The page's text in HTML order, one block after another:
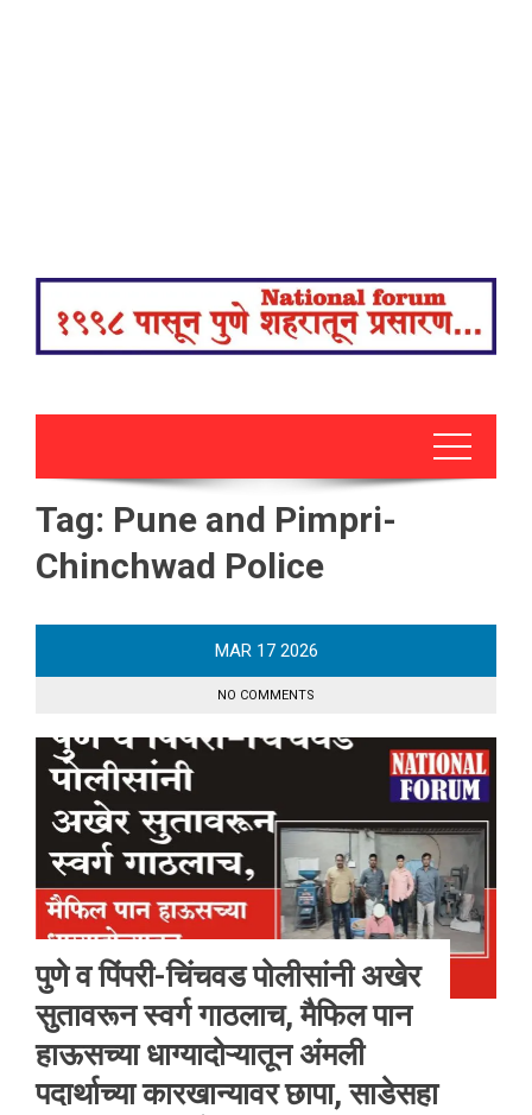
Tag: Pune and Pimpri-
Chinchwad Police
MAR 17 2026
NO COMMENTS
पुणे व पिंपरी-चिंचवड पोलीसांनी अखेर
सुतावरून स्वर्ग गाठलाच, मैफिल पान
हाऊसच्या धाग्यादोऱ्यातून अंमली
पदार्थाच्या कारखान्यावर छापा, साडेसहा